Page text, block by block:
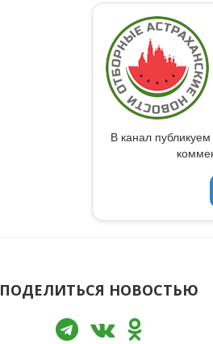
В канал
ПОДЕЛИТЬСЯ НОВОСТЬЮ